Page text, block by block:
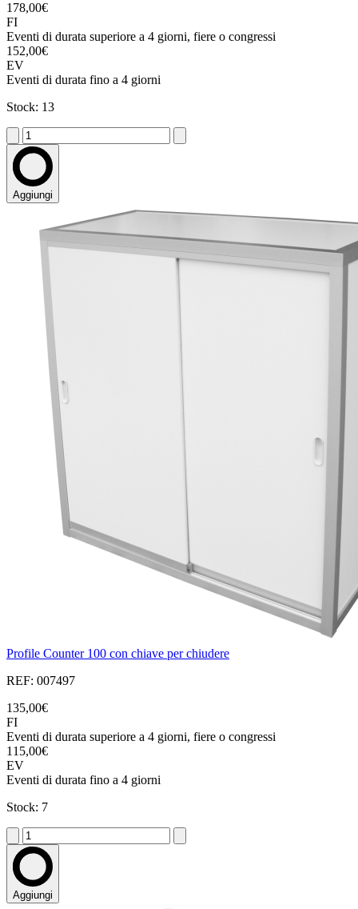
178,00€
FI
Eventi di durata superiore a 4 giorni, fiere o congressi
152,00€
EV
Eventi di durata fino a 4 giorni
Stock: 13
Aggiungi
Profile Counter 100 con chiave per chiudere
REF: 007497
135,00€
FI
Eventi di durata superiore a 4 giorni, fiere o congressi
115,00€
EV
Eventi di durata fino a 4 giorni
Stock: 7
Aggiungi